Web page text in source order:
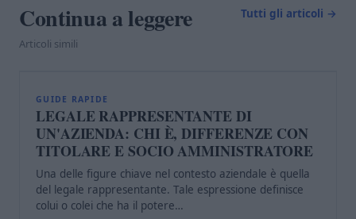
Continua a leggere
Articoli simili
Tutti gli articoli →
GUIDE RAPIDE
LEGALE RAPPRESENTANTE DI
UN'AZIENDA: CHI È, DIFFERENZE CON
TITOLARE E SOCIO AMMINISTRATORE
Una delle figure chiave nel contesto aziendale è quella
del legale rappresentante. Tale espressione definisce
colui o colei che ha il potere…